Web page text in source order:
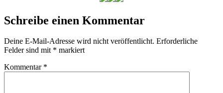
Schreibe einen Kommentar
Deine E-Mail-Adresse wird nicht veröffentlicht. Erforderliche
Felder sind mit * markiert
Kommentar *